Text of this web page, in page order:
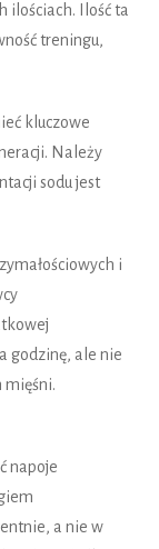
ilościach. Ilość ta
treningu,
kluczowe
Należy
sodu jest
i
godzinę, ale nie
mięśni.
napoje
a nie w